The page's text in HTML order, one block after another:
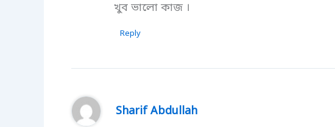
খুব ভালো কাজ ।
Reply
Sharif Abdullah